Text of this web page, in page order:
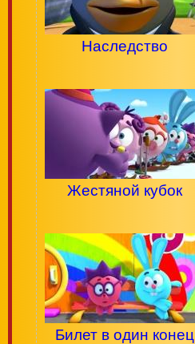
Наследство
Жестяной кубок
Билет в один конец